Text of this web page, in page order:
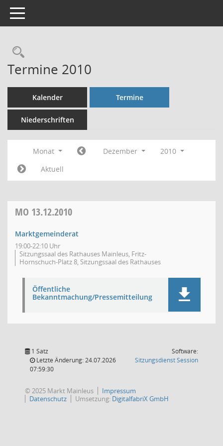
Toggle navigation
Rechercheauswahl
Termine 2010
Kalender Termine
Niederschriften
Monat Dezember
2010
Aktuell
MO 13.12.2010
Marktgemeinderat
19:00-22:10 Uhr
Sitzungssaal des Rathauses Mainleus, Fritz-
Hornschuch-Platz 8, Sitzungssaal des Rathauses
Öffentliche
Bekanntmachung/Pressemitteilung
1 Satz
Letzte Änderung: 24.07.2026
07:59:30
Software:
SitzungsdienstSession(Wird in
© 2025 Markt Mainleus
Impressum
Datenschutz
Umsetzung: DigitalfabriX GmbH